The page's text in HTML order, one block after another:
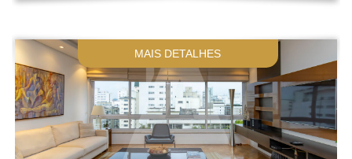
MAIS DETALHES